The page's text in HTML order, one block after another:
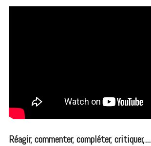
Réagir, commenter, compléter, critiquer,...